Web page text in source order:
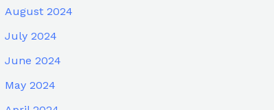
August 2024
July 2024
June 2024
May 2024